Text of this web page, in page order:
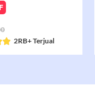
Rated
5
of
2RB+ Terjual